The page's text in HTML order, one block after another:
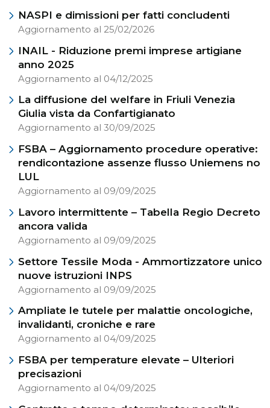
NASPI e dimissioni per fatti concludenti
Aggiornamento al 25/02/2026
INAIL - Riduzione premi imprese artigiane
anno 2025
Aggiornamento al 04/12/2025
La diffusione del welfare in Friuli Venezia
Giulia vista da Confartigianato
Aggiornamento al 30/09/2025
FSBA – Aggiornamento procedure operative:
rendicontazione assenze flusso Uniemens no
LUL
Aggiornamento al 09/09/2025
Lavoro intermittente – Tabella Regio Decreto
ancora valida
Aggiornamento al 09/09/2025
Settore Tessile Moda - Ammortizzatore unico
nuove istruzioni INPS
Aggiornamento al 09/09/2025
Ampliate le tutele per malattie oncologiche,
invalidanti, croniche e rare
Aggiornamento al 04/09/2025
FSBA per temperature elevate – Ulteriori
precisazioni
Aggiornamento al 04/09/2025